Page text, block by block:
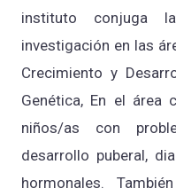
instituto conjuga
investigación en las
Crecimiento y
Genética, En el área
niños/as con
desarrollo puberal,
hormonales.